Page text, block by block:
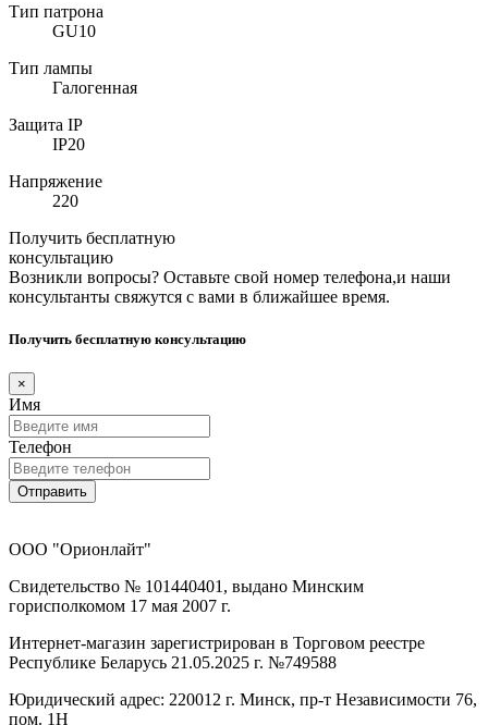
Тип патрона
GU10
Тип лампы
Галогенная
Защита IP
IP20
Напряжение
220
Получить бесплатную
консультацию
Возникли вопросы? Оставьте свой номер телефона,и наши
консультанты свяжутся с вами в ближайшее время.
Получить бесплатную консультацию
×
Имя
Телефон
Отправить
ООО "Орионлайт"
Свидетельство № 101440401, выдано Минским
горисполкомом 17 мая 2007 г.
Интернет-магазин зарегистрирован в Торговом реестре
Республике Беларусь 21.05.2025 г. №749588
Юридический адрес: 220012 г. Минск, пр-т Независимости 76,
пом. 1Н